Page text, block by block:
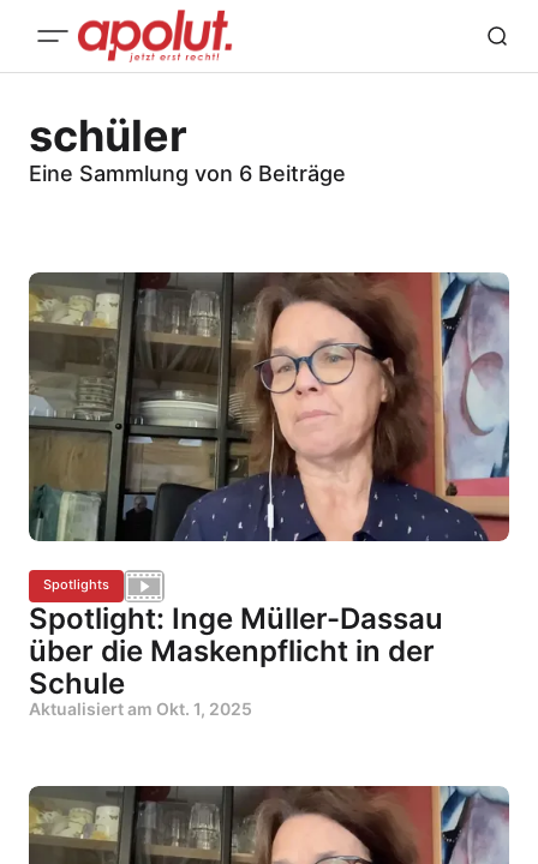
schüler
Eine Sammlung von 6 Beiträge
Spotlights
Spotlight: Inge Müller-Dassau
über die Maskenpflicht in der
Schule
Aktualisiert am Okt. 1, 2025